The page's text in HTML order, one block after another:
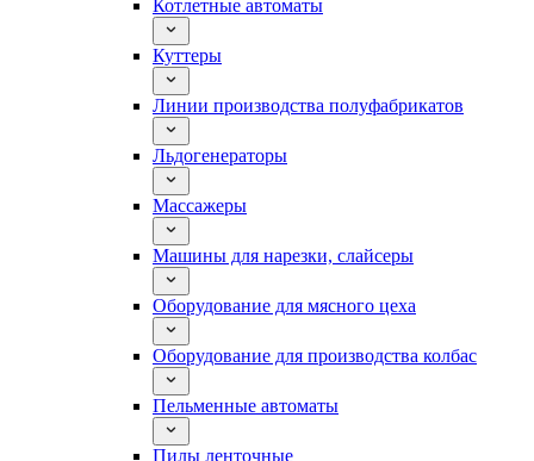
Котлетные автоматы
Куттеры
Линии производства полуфабрикатов
Льдогенераторы
Массажеры
Машины для нарезки, слайсеры
Оборудование для мясного цеха
Оборудование для производства колбас
Пельменные автоматы
Пилы ленточные